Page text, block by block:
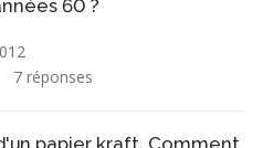
60 ?
7 réponses